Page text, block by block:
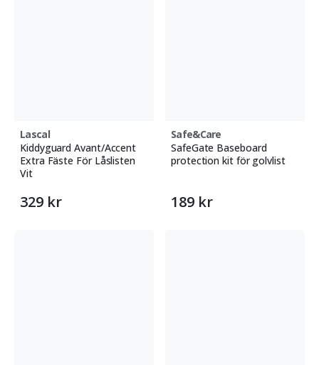
Lascal
Kiddyguard Avant/Accent
Extra Fäste För Låslisten
Vit
329 kr
Safe&Care
SafeGate Baseboard
protection kit för golvlist
189 kr